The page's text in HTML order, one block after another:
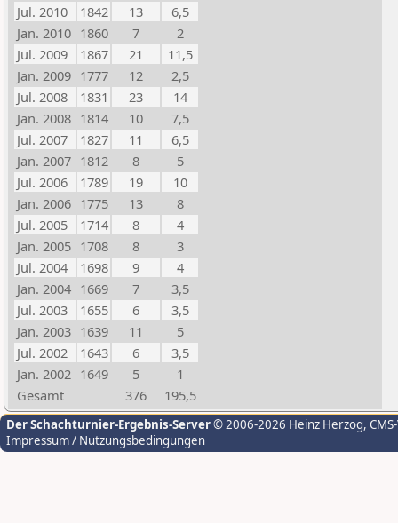
Jul. 2010
1842 13
6,5
Jan. 2010 1860 7
2
Jul. 2009
1867 21
11,5
Jan. 2009 1777 12
2,5
Jul. 2008
1831 23
14
Jan. 2008 1814 10
7,5
Jul. 2007
1827 11
6,5
Jan. 2007 1812 8
5
Jul. 2006
1789 19
10
Jan. 2006 1775 13
8
Jul. 2005
1714 8
4
Jan. 2005 1708 8
3
Jul. 2004
1698 9
4
Jan. 2004 1669 7
3,5
Jul. 2003
1655 6
3,5
Jan. 2003 1639 11
5
Jul. 2002
1643 6
3,5
Jan. 2002 1649 5
1
Gesamt
376 195,5
Der Schachturnier-Ergebnis-Server© 2006-2026 Heinz Herzog,
Impressum / Nutzungsbedingungen